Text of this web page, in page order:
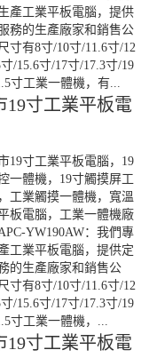
產工業平板電腦，提供
務的生產廠家和銷售公
寸有8寸/10寸/11.6寸/12
/15.6寸/17寸/17.3寸/19
寸工業一體機，有...
19寸工業平板電
19寸工業平板電腦，19
一體機，19寸觸摸屏工
工業觸摸一體機，寬溫
板電腦，工業一體機廠
YW190AW：我們專
工業平板電腦，提供定
的生產廠家和銷售公
寸有8寸/10寸/11.6寸/12
/15.6寸/17寸/17.3寸/19
寸工業一體機，...
19寸工業平板電